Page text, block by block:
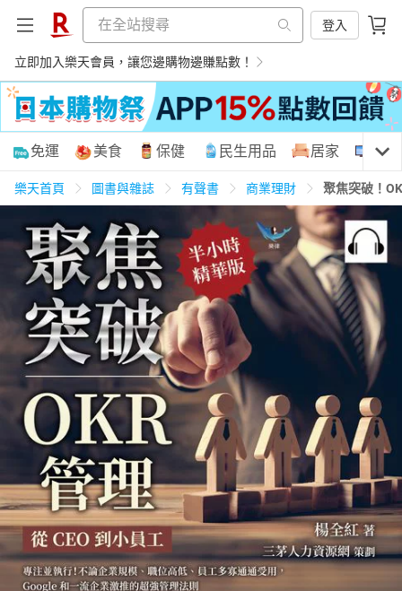
登入
立即加入樂天會員，讓您邊購物邊賺點數！
購物網分類
天天免運 美食蛋糕 養生保健 民生用品
居家生活 3C家電 運動休閒 親子玩具
女裝 男裝 化妝保養 情趣用品
日本購物 電子/紙本書
HOT
免運 美食 保健 民生用品 居家 3C
樂天首頁 圖書與雜誌 有聲書 商業理財 聚焦突破！